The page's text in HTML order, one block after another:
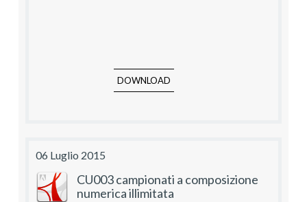
DOWNLOAD
06 Luglio 2015
CU003 campionati a composizione
numerica illimitata